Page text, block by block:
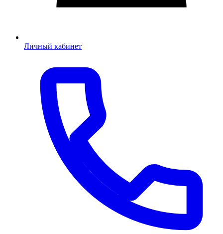
Личный кабинет